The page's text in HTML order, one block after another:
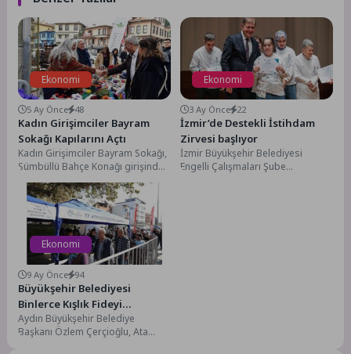
Ekonomi
5 Ay Önce 48
Kadın Girişimciler Bayram
Sokağı Kapılarını Açtı
Kadın Girişimciler Bayram Sokağı,
Sümbüllü Bahçe Konağı girişinde
Osmangazililerin ziyaretine açıldı.
Ev tekstilinden hediyelik eşyalara...
Ekonomi
3 Ay Önce 22
İzmir’de Destekli İstihdam
Zirvesi başlıyor
İzmir Büyükşehir Belediyesi
Engelli Çalışmaları Şube
Ekonomi
9 Ay Önce 94
Büyükşehir Belediyesi
Binlerce Kışlık Fideyi
Germencikliler ile Buluşturdu
Aydın Büyükşehir Belediye
Başkanı Özlem Çerçioğlu, Ata